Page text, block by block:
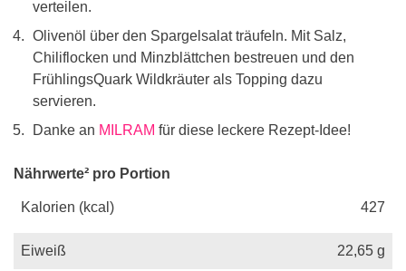
verteilen.
Olivenöl über den Spargelsalat träufeln. Mit Salz,
Chiliflocken und Minzblättchen bestreuen und den
FrühlingsQuark Wildkräuter als Topping dazu
servieren.
Danke an MILRAM für diese leckere Rezept-Idee!
Nährwerte² pro Portion
Kalorien (kcal) 427
Eiweiß 22,65 g